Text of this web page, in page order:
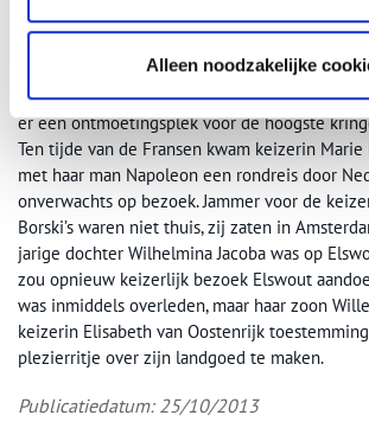
Alleen noodzakelijke
verbouwd en uitgebreid. Er kwamen bruggen
moestuin en kassen voor ananassen, druiven
verfraaiden het landgoed. Binnen enkele jaren
er een ontmoetingsplek voor de hoogste
Ten tijde van de Fransen kwam keizerin Marie
met haar man Napoleon een rondreis door
onverwachts op bezoek. Jammer voor de
Borski’s waren niet thuis, zij zaten in
jarige dochter Wilhelmina Jacoba was op
zou opnieuw keizerlijk bezoek Elswout
was inmiddels overleden, maar haar zoon
keizerin Elisabeth van Oostenrijk
plezierritje over zijn landgoed te maken.
Publicatiedatum: 25/10/2013